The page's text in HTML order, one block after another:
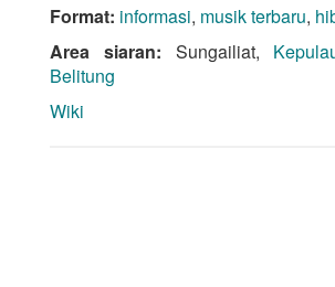
Format: informasi, musik terbaru,
Area siaran: Sungailiat,
Belitung
Wiki